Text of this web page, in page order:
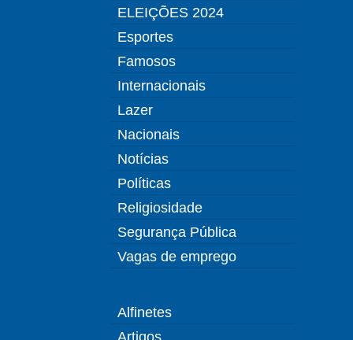
ELEIÇÕES 2024
Esportes
Famosos
Internacionais
Lazer
Nacionais
Notícias
Políticas
Religiosidade
Segurança Pública
Vagas de emprego
Alfinetes
Artigos